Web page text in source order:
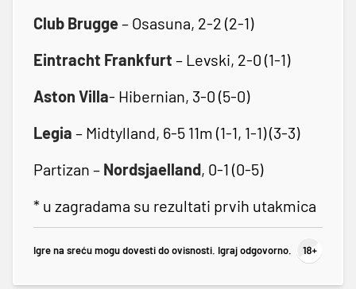
Club Brugge– Osasuna, 2-2 (2-1)
Eintracht Frankfurt – Levski, 2-0 (1-1)
Aston Villa- Hibernian, 3-0 (5-0)
Legia – Midtylland, 6-5 11m (1-1, 1-1) (3-3)
Partizan – Nordsjaelland, 0-1 (0-5)
* u zagradama su rezultati prvih utakmica
Igre na sreću mogu dovesti do ovisnosti. Igraj odgovorno.